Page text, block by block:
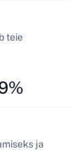
teie
ja